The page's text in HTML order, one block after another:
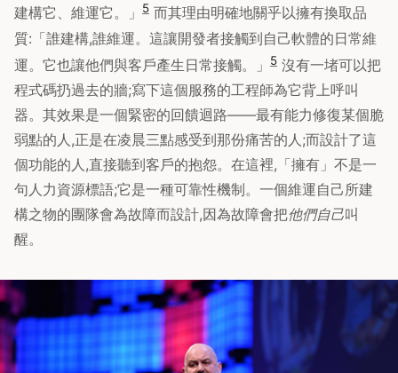
建構它、維運它。」
5 而其理由明確地關乎以擁有換取品
質:「誰建構,誰維運。這讓開發者接觸到自己軟體的日常維
運。它也讓他們與客戶產生日常接觸。」
5 沒有一堵可以把
程式碼扔過去的牆;寫下這個服務的工程師為它背上呼叫
器。其效果是一個緊密的回饋迴路——最有能力修復某個脆
弱點的人,正是在凌晨三點感受到那份痛苦的人;而設計了這
個功能的人,直接聽到客戶的抱怨。在這裡,「擁有」不是一
句人力資源標語;它是一種可靠性機制。一個維運自己所建
構之物的團隊會為故障而設計,因為故障會把他們自己叫
醒。